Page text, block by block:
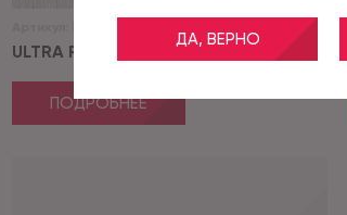
ДА, ВЕРНО
ULTRA RUFUS 1_088L - 3,0 м
ПОДРОБНЕЕ